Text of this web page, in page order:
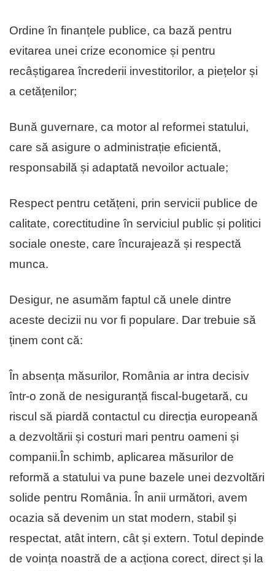
Ordine în finanțele publice, ca bază pentru
evitarea unei crize economice și pentru
recâștigarea încrederii investitorilor, a piețelor și
a cetățenilor;
Bună guvernare, ca motor al reformei statului,
care să asigure o administrație eficientă,
responsabilă și adaptată nevoilor actuale;
Respect pentru cetățeni, prin servicii publice de
calitate, corectitudine în serviciul public și politici
sociale oneste, care încurajează și respectă
munca.
Desigur, ne asumăm faptul că unele dintre
aceste decizii nu vor fi populare. Dar trebuie să
ținem cont că:
În absența măsurilor, România ar intra decisiv
într-o zonă de nesiguranță fiscal-bugetară, cu
riscul să piardă contactul cu direcția europeană
a dezvoltării și costuri mari pentru oameni și
companii.În schimb, aplicarea măsurilor de
reformă a statului va pune bazele unei dezvoltări
solide pentru România. În anii următori, avem
ocazia să devenim un stat modern, stabil și
respectat, atât intern, cât și extern. Totul depinde
de voința noastră de a acționa corect, direct și la